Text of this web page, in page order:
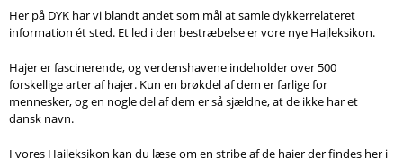
Shop
Om DYK
Søg
Her på DYK har vi blandt andet som mål at samle dykkerrelateret
information ét sted. Et led i den bestræbelse er vore nye Hajleksikon.
Hajer er fascinerende, og verdenshavene indeholder over 500
forskellige arter af hajer. Kun en brøkdel af dem er farlige for
mennesker, og en nogle del af dem er så sjældne, at de ikke har et
dansk navn.
I vores Hajleksikon kan du læse om en stribe af de hajer der findes her i